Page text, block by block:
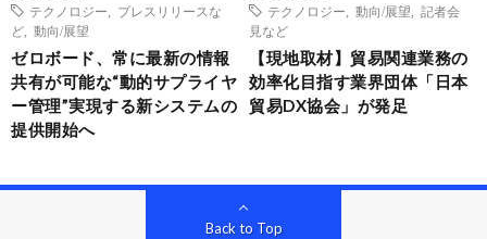
テクノロジー
プレスリリースな
ど
動向/展望
ゼロボード、常に最新の情報
共有が可能な“動的サプライヤ
ー管理”実現する新システムの
提供開始へ
テクノロジー
動向/展望
記者会
見など
【現地取材】貿易関連業務の
効率化目指す業界団体「日本
貿易DX協会」が発足
Back to Top